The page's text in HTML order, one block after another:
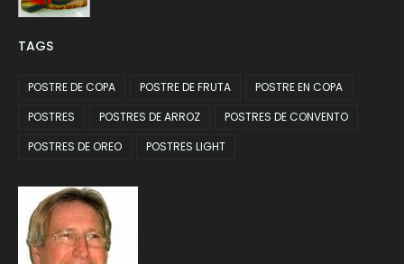
TAGS
POSTRE DE COPA POSTRE DE FRUTA
POSTRE EN COPA
POSTRES
POSTRES DE ARROZ
POSTRES DE CONVENTO
POSTRES DE OREO
POSTRES LIGHT